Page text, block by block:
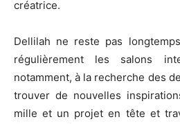
créatrice.
Dellilah ne reste pas
régulièrement les salons
notamment, à la recherche des
trouver de nouvelles
mille et un projet en tête et